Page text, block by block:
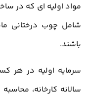
مواد اولیه ای که در
شامل چوب درختانی
باشند.
سرمایه اولیه در هر
سالانه کارخانه،